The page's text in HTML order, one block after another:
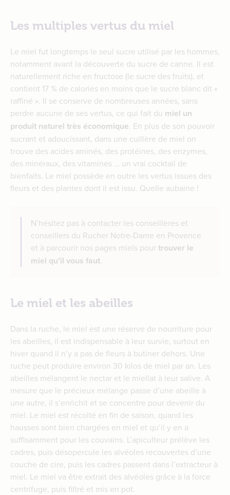
Les multiples vertus du miel
Le miel fut longtemps le seul sucre utilisé par les hommes,
notamment avant la découverte du sucre de canne. Il est
naturellement riche en fructose (le sucre des fruits), et
contient 17 % de calories en moins que le sucre blanc dit «
raffiné ». Il se conserve de nombreuses années, sans
perdre aucune de ses vertus, ce qui fait du miel un
produit naturel très économique. En plus de son pouvoir
sucrant et adoucissant, dans une cuillère de miel on
trouve des acides aminés, des protéines, des enzymes,
des minéraux, des vitamines … un vrai cocktail de
bienfaits. Le miel possède en outre les vertus issues des
fleurs et des plantes dont il est issu. Quelle aubaine !
N’hésitez pas à contacter les conseillères et
conseillers du Rucher Notre-Dame en Provence
et à parcourir nos pages miels pourtrouver le
miel qu’il vous faut.
Le miel et les abeilles
Dans la ruche, le miel est une réserve de nourriture pour
les abeilles, il est indispensable à leur survie, surtout en
hiver quand il n’y a pas de fleurs à butiner dehors. Une
ruche peut produire environ 30 kilos de miel par an. Les
abeilles mélangent le nectar et le miellat à leur salive. A
mesure que le précieux mélange passe d’une abeille à
une autre, il s’enrichit et se concentre pour devenir du
miel. Le miel est récolté en fin de saison, quand les
hausses sont bien chargées en miel et qu’il y en a
suffisamment pour les couvains. L’apiculteur prélève les
cadres, puis désopercule les alvéoles recouvertes d’une
couche de cire, puis les cadres passent dans l’extracteur à
miel. Le miel va être extrait des alvéoles grâce à la force
centrifuge, puis filtré et mis en pot.